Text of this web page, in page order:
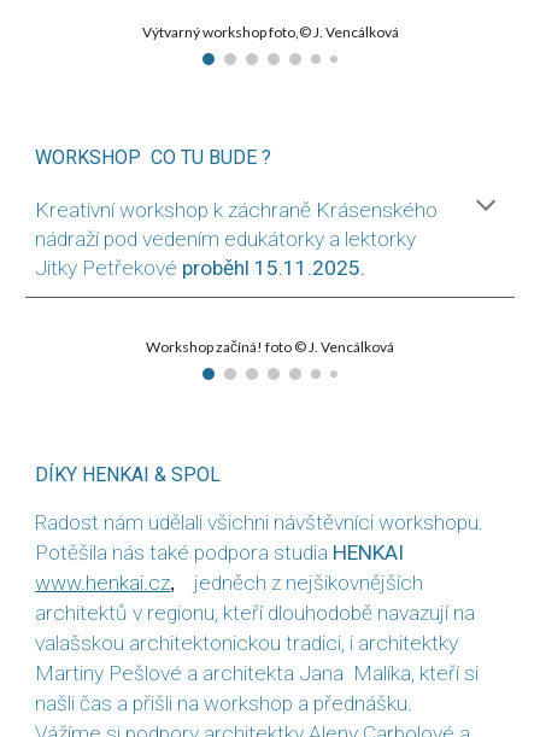
Výtvarný workshop foto,© J. Vencálková
WORKSHOP CO TU BUDE ?
Kreativní workshop k záchraně Krásenského
nádraží pod vedením edukátorky a lektorky
Jitky Petřekové proběhl 15.11.2025.
Workshop začíná! foto © J. Vencálková
DÍKY HENKAI & SPOL
Radost nám udělali všichni návštěvníci workshopu.
Potěšila nás také podpora studia HENKAI
www.henkai.cz,
jedněch z nejšikovnějších
architektů v regionu, kteří dlouhodobě navazují na
valašskou architektonickou tradici, i architektky
Martiny Pešlové a architekta Jana Malíka, kteří si
našli čas a přišli na workshop a přednášku.